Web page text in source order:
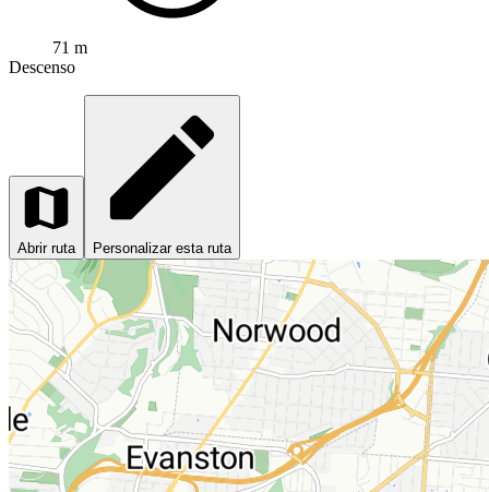
71 m
Descenso
Abrir ruta Personalizar esta ruta